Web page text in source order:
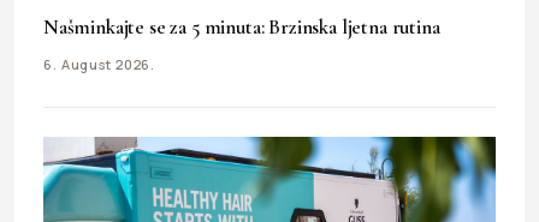
Našminkajte se za 5 minuta: Brzinska ljetna rutina
6. August 2026.